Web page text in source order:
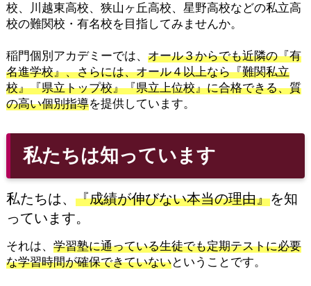
校、川越東高校、狭山ヶ丘高校、星野高校などの私立高
校の難関校・有名校を目指してみませんか。
稲門個別アカデミーでは、 オール３からでも近隣の『有
名進学校』、さらには、オール４以上なら『難関私立
校』『県立トップ校』『県立上位校』に合格できる、質
の高い個別指導を提供しています。
私たちは知っています
私たちは、 『成績が伸びない本当の理由』を知
っています。
それは、 学習塾に通っている生徒でも定期テストに必要
な学習時間が確保できていないということです。